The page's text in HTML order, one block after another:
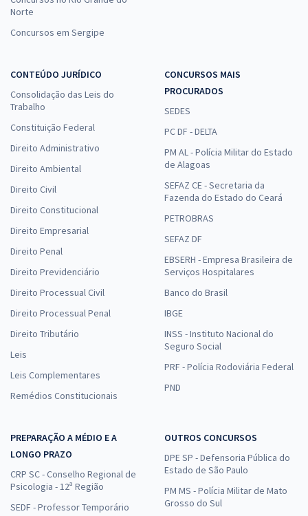
Norte
Concursos em Sergipe
CONTEÚDO JURÍDICO
Consolidação das Leis do
Trabalho
Constituição Federal
Direito Administrativo
Direito Ambiental
Direito Civil
Direito Constitucional
Direito Empresarial
Direito Penal
Direito Previdenciário
Direito Processual Civil
Direito Processual Penal
Direito Tributário
Leis
Leis Complementares
Remédios Constitucionais
CONCURSOS MAIS
PROCURADOS
SEDES
PC DF - DELTA
PM AL - Polícia Militar do Estado
de Alagoas
SEFAZ CE - Secretaria da
Fazenda do Estado do Ceará
PETROBRAS
SEFAZ DF
EBSERH - Empresa Brasileira de
Serviços Hospitalares
Banco do Brasil
IBGE
INSS - Instituto Nacional do
Seguro Social
PRF - Polícia Rodoviária Federal
PND
PREPARAÇÃO A MÉDIO E A
LONGO PRAZO
CRP SC - Conselho Regional de
Psicologia - 12ª Região
SEDF - Professor Temporário
OUTROS CONCURSOS
DPE SP - Defensoria Pública do
Estado de São Paulo
PM MS - Polícia Militar de Mato
Grosso do Sul